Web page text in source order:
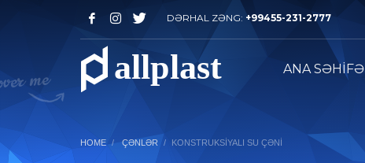
DƏRHAL ZƏNG: +99455-231-2777
ANA SƏHİFƏ
HOME ÇƏNLƏR KONSTRUKSIYALI SU ÇƏNI